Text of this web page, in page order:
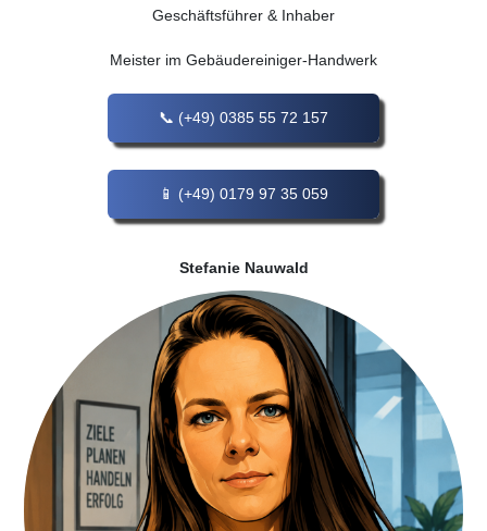
Geschäftsführer & Inhaber
Meister im Gebäudereiniger-Handwerk
(+49) 0385 55 72 157
(+49) 0179 97 35 059
Stefanie Nauwald